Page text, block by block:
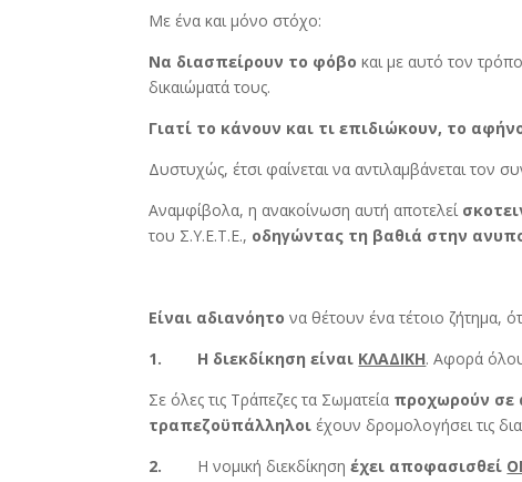
Με ένα και μόνο στόχο:
Να διασπείρουν το φόβοκαι με αυτό τον τρόπο
δικαιώματά τους.
Γιατί το κάνουν και τι επιδιώκουν, το
Δυστυχώς, έτσι φαίνεται να αντιλαμβάνεται τον
Αναμφίβολα, η ανακοίνωση αυτή αποτελεί
του Σ.Υ.Ε.Τ.Ε., οδηγώντας τη βαθιά στην
Είναι αδιανόητο να θέτουν ένα τέτοιο ζήτημα,
1. Η διεκδίκηση είναι ΚΛΑΔΙΚΗ. Αφορά
Σε όλες τις Τράπεζες τα Σωματεία προχωρούν σε
τραπεζοϋπάλληλοι έχουν δρομολογήσει τις
2. Η νομική διεκδίκηση έχει αποφασισθεί